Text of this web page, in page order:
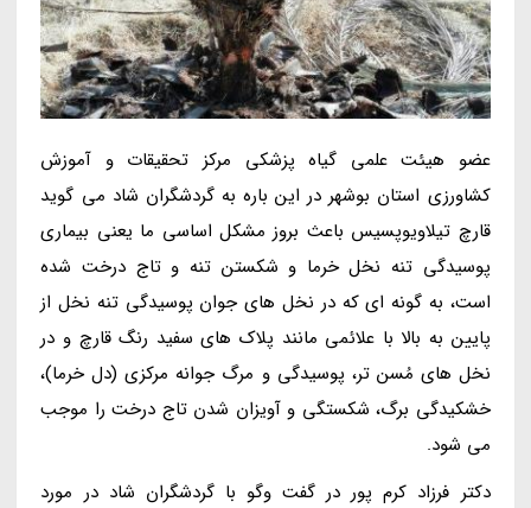
عضو هیئت علمی گیاه پزشکی مرکز تحقیقات و آموزش
کشاورزی استان بوشهر در این باره به گردشگران شاد می گوید
قارچ تیلاویوپسیس باعث بروز مشکل اساسی ما یعنی بیماری
پوسیدگی تنه نخل خرما و شکستن تنه و تاج درخت شده
است، به گونه ای که در نخل های جوان پوسیدگی تنه نخل از
پایین به بالا با علائمی مانند پلاک های سفید رنگ قارچ و در
نخل های مُسن تر، پوسیدگی و مرگ جوانه مرکزی (دل خرما)،
خشکیدگی برگ، شکستگی و آویزان شدن تاج درخت را موجب
می شود.
دکتر فرزاد کرم پور در گفت وگو با گردشگران شاد در مورد